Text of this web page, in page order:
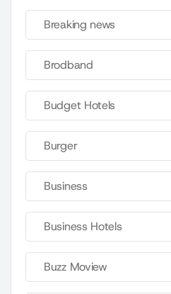
Breaking news
Brodband
Budget Hotels
Burger
Business
Business Hotels
Buzz Moview